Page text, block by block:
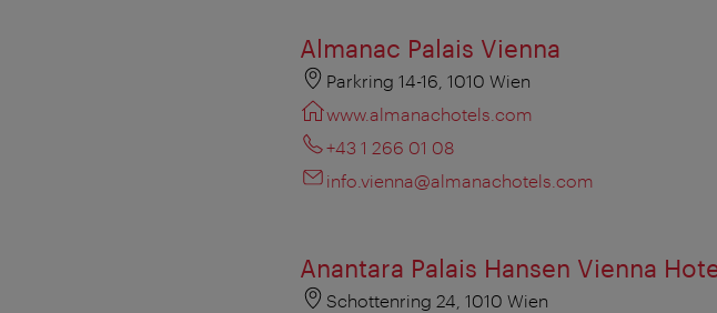
Almanac Palais Vienna
Parkring 14-16, 1010 Wien
www.almanachotels.com
+43 1 266 01 08
info.vienna@almanachotels.com
Anantara Palais Hansen Vienna
Schottenring 24, 1010 Wien